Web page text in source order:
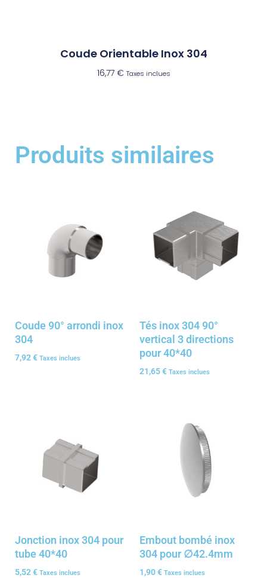
Coude Orientable Inox 304
16,77 € Taxes inclues
Produits similaires
Coude 90° arrondi inox
304
7,92€ Taxes inclues
Tés inox 304 90°
vertical 3 directions
pour 40*40
21,65€ Taxes inclues
Jonction inox 304 pour
tube 40*40
5,52€ Taxes inclues
Embout bombé inox
304 pour ∅42.4mm
1,90€ Taxes inclues